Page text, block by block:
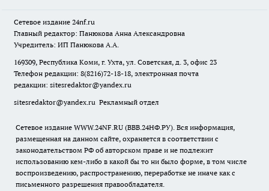
Сетевое издание 24nf.ru
Главный редактор: Панюкова Анна Александровна
Учредитель: ИП Панюкова А.А.
169309, Республика Коми, г. Ухта, ул. Советская, д. 3, офис 23
Телефон редакции: 8(8216)72-18-18, электронная почта
редакции: sitesredaktor@yandex.ru
sitesredaktor@yandex.ru Рекламный отдел
Сетевое издание WWW.24NF.RU (ВВВ.24НФ.РУ). Вся информация,
размещенная на данном сайте, охраняется в соответствии с
законодательством РФ об авторском праве и не подлежит
использованию кем-либо в какой бы то ни было форме, в том числе
воспроизведению, распространению, переработке не иначе как с
письменного разрешения правообладателя.